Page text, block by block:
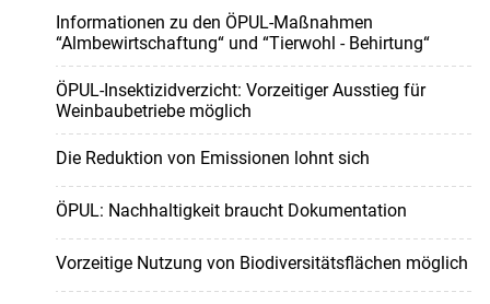
Informationen zu den ÖPUL-Maßnahmen
“Almbewirtschaftung“ und “Tierwohl - Behirtung“
ÖPUL-Insektizidverzicht: Vorzeitiger Ausstieg für
Weinbaubetriebe möglich
Die Reduktion von Emissionen lohnt sich
ÖPUL: Nachhaltigkeit braucht Dokumentation
Vorzeitige Nutzung von Biodiversitätsflächen möglich